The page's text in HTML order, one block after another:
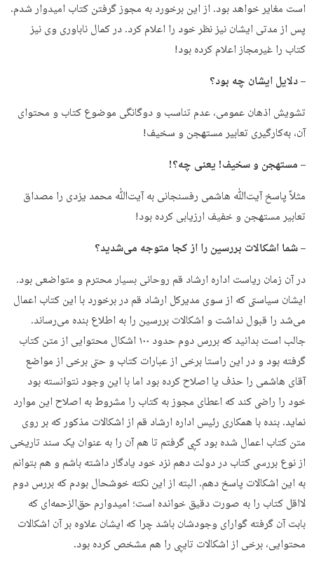
است مغایر خواهد بود. از این برخورد به مجوز گرفتن کتاب امیدوار شدم.
پس از مدتی ایشان نیز نظر خود را اعلام کرد. در کمال ناباوری وی نیز
کتاب را غیرمجاز اعلام کرده بود!
– دلایل ایشان چه بود؟
تشویش اذهان عمومی، عدم تناسب و دوگانگی موضوع کتاب و محتوای
آن، به‌کارگیری تعابیر مستهجن و سخیف!
– مستهجن و سخیف! یعنی چه؟!
مثلاً پاسخ آیت‌ﷲ هاشمی رفسنجانی به آیت‌ﷲ محمد یزدی را مصداق
تعابیر مستهجن و خفیف ارزیابی کرده بود!
– شما اشکالات بررسین را از کجا متوجه می‌شدید؟
در آن زمان ریاست اداره ارشاد قم روحانی بسیار محترم و متواضعی بود.
ایشان سیاستی که از سوی مدیرکل ارشاد قم در برخورد با این کتاب اعمال
می‌شد را قبول نداشت و اشکالات بررسین را به اطلاع بنده می‌رساند.
جالب است بدانید که بررس دوم حدود ۱۰۰ اشکال محتوایی از متن کتاب
گرفته بود و در این راستا برخی از عبارات کتاب و حتی برخی از مواضع
آقای هاشمی را حذف یا اصلاح کرده بود اما با این وجود نتوانسته بود
خود را راضی کند که اعطای مجوز به کتاب را مشروط به اصلاح این موارد
نماید. بنده با همکاری رئیس اداره ارشاد قم از اشکالات مذکور که بر روی
متن کتاب اعمال شده بود کپی گرفتم تا هم آن را به عنوان یک سند تاریخی
از نوع بررسی کتاب در دولت دهم نزد خود یادگار داشته باشم و هم بتوانم
به این اشکالات پاسخ دهم. البته از این نکته خوشحال بودم که بررس دوم
لااقل کتاب را به صورت دقیق خوانده است؛ امیدوارم حق‌الزحمه‌ای که
بابت آن گرفته گوارای وجودشان باشد چرا که ایشان علاوه بر آن اشکالات
محتوایی، برخی از اشکالات تایپی را هم مشخص کرده بود.